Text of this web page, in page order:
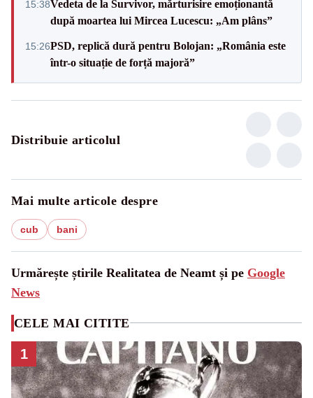
15:38Vedeta de la Survivor, mărturisire emoționantă
după moartea lui Mircea Lucescu: „Am plâns”
15:26PSD, replică dură pentru Bolojan: „România este
într-o situație de forță majoră”
Distribuie articolul
Mai multe articole despre
cub bani
Urmărește știrile Realitatea de Neamt și pe Google
News
CELE MAI CITITE
1